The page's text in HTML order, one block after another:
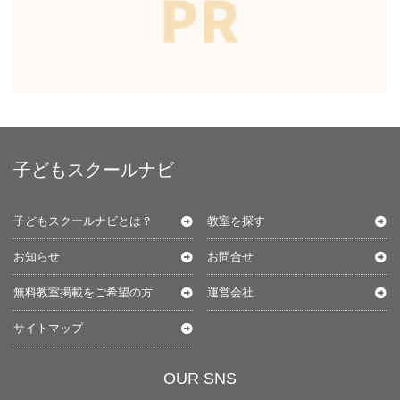
子どもスクールナビ
子どもスクールナビとは？ 教室を探す
お知らせ お問合せ
無料教室掲載をご希望の方 運営会社
サイトマップ
OUR SNS